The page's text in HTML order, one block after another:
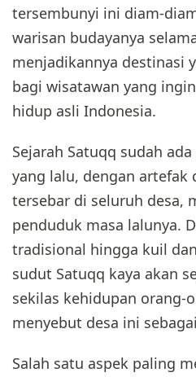
tersembunyi ini diam-
warisan budayanya
menjadikannya destinasi
bagi wisatawan yang
hidup asli Indonesia.
Sejarah Satuqq sudah
yang lalu, dengan artefak
tersebar di seluruh desa,
penduduk masa lalunya.
tradisional hingga kuil
sudut Satuqq kaya akan
sekilas kehidupan orang-
menyebut desa ini
Salah satu aspek paling